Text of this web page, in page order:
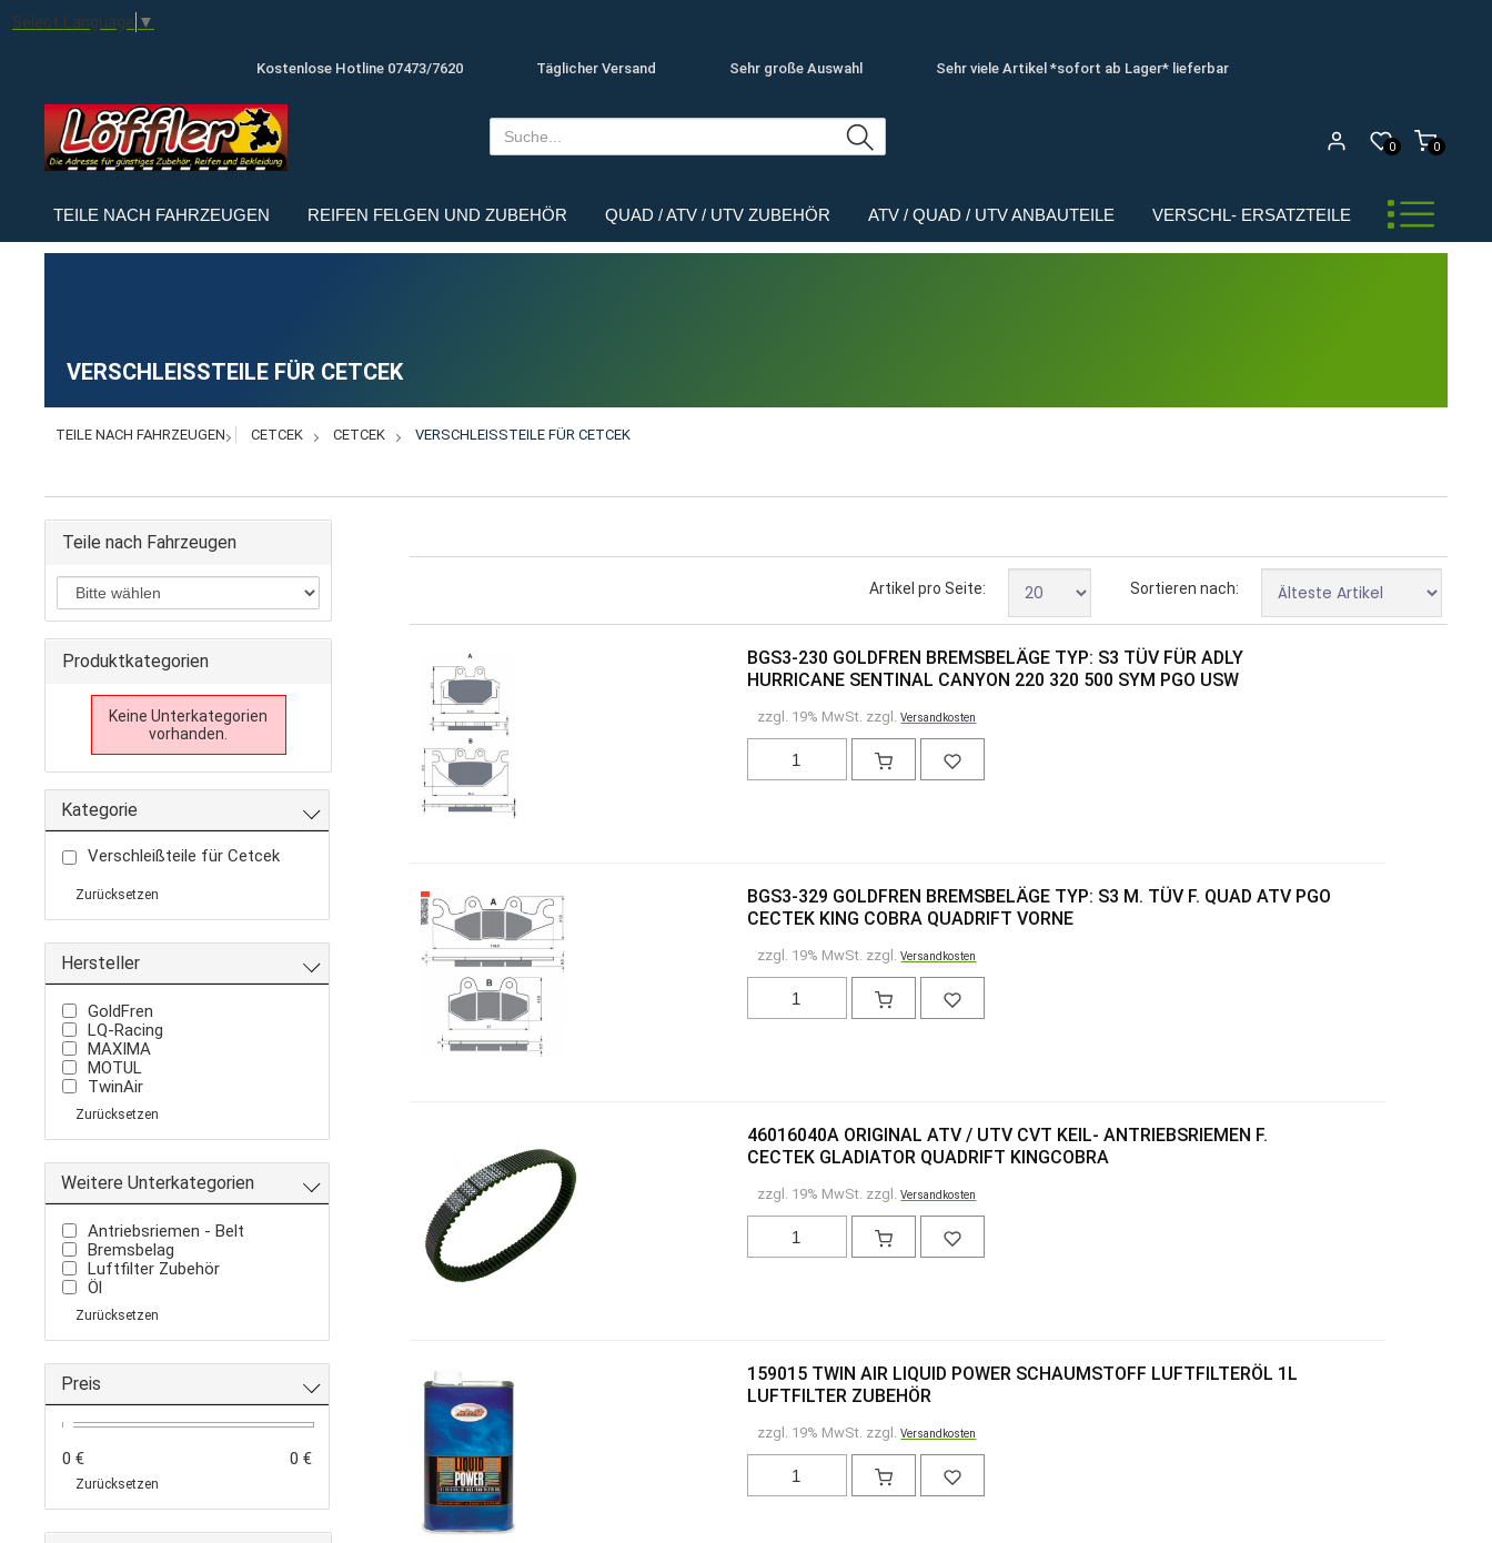
Select Language ▼
Kostenlose Hotline 07473/7620 Täglicher Versand Sehr große Auswahl Sehr viele Artikel *sofort ab Lager* lieferbar
0
0
TEILE NACH FAHRZEUGEN REIFEN FELGEN UND ZUBEHÖR QUAD / ATV / UTV ZUBEHÖR ATV / QUAD / UTV ANBAUTEILE VERSCHL- ERSATZTEILE
VERSCHLEISSTEILE FÜR CETCEK
TEILE NACH FAHRZEUGEN CETCEK CETCEK VERSCHLEISSTEILE FÜR CETCEK
Teile nach Fahrzeugen
Produktkategorien
Keine Unterkategorien
vorhanden.
Kategorie
Verschleißteile für Cetcek
Zurücksetzen
Hersteller
GoldFren
LQ-Racing
MAXIMA
MOTUL
TwinAir
Zurücksetzen
Weitere Unterkategorien
Antriebsriemen - Belt
Bremsbelag
Luftfilter Zubehör
Öl
Zurücksetzen
Preis
0 € 0 €
Zurücksetzen
Sortieren nach:
Artikel pro Seite:
BGS3-230 GOLDFREN BREMSBELÄGE TYP: S3 TÜV FÜR ADLY
HURRICANE SENTINAL CANYON 220 320 500 SYM PGO USW
zzgl. 19% MwSt. zzgl.Versandkosten
BGS3-329 GOLDFREN BREMSBELÄGE TYP: S3 M. TÜV F. QUAD ATV PGO
CECTEK KING COBRA QUADRIFT VORNE
zzgl. 19% MwSt. zzgl.Versandkosten
46016040A ORIGINAL ATV / UTV CVT KEIL- ANTRIEBSRIEMEN F.
CECTEK GLADIATOR QUADRIFT KINGCOBRA
zzgl. 19% MwSt. zzgl.Versandkosten
159015 TWIN AIR LIQUID POWER SCHAUMSTOFF LUFTFILTERÖL 1L
LUFTFILTER ZUBEHÖR
zzgl. 19% MwSt. zzgl.Versandkosten